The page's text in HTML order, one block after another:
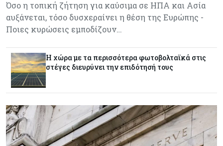
πλούσιων κατοίκων και επενδυτών
Κύπρος
Από τα €150,6 εκατ. στα €112 εκατ. οι κρατικές
πιστώσεις για έρευνα στην Κύπρο
τροφίμων
Κύπρος 07-08-2026
Όσο η τοπική ζήτηση για καύσιμα σε ΗΠΑ και Ασία
αυξάνεται, τόσο δυσχεραίνει η θέση της Ευρώπης -
Ποιες κυρώσεις εμποδίζουν…
Η χώρα με τα περισσότερα φωτοβολταϊκά στις
στέγες διευρύνει την επιδότησή τους